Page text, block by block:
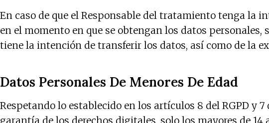
En caso de que el Responsable del tratamiento tenga la
en el momento en que se obtengan los datos
tiene la intención de transferir los datos, así como de la
Datos Personales De Menores De Edad
Respetando lo establecido en los artículos 8 del RGPD y
garantía de los derechos digitales, solo los mayores de